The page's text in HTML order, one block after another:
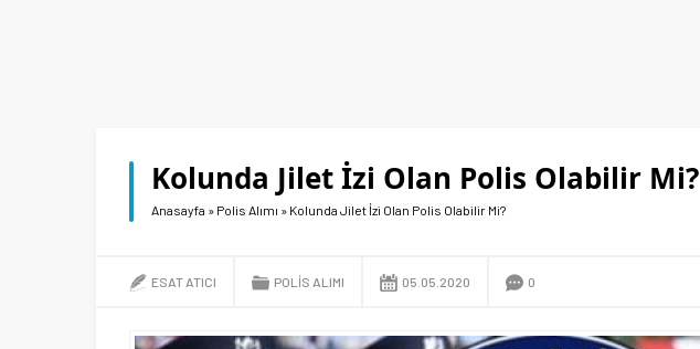
Kolunda Jilet İzi Olan Polis Olabilir Mi?
Anasayfa » Polis Alımı » Kolunda Jilet İzi Olan Polis Olabilir Mi?
ESAT ATICI POLIS ALIMI 05.05.2020 0